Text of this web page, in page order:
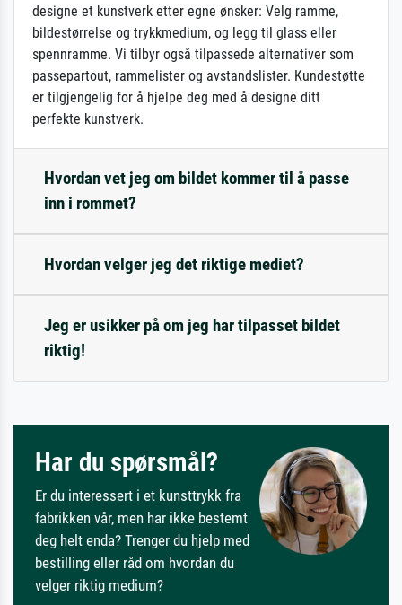
designe et kunstverk etter egne ønsker: Velg ramme,
bildestørrelse og trykkmedium, og legg til glass eller
spennramme. Vi tilbyr også tilpassede alternativer som
passepartout, rammelister og avstandslister. Kundestøtte
er tilgjengelig for å hjelpe deg med å designe ditt
perfekte kunstverk.
Hvordan vet jeg om bildet kommer til å passe
inn i rommet?
Hvordan velger jeg det riktige mediet?
Jeg er usikker på om jeg har tilpasset bildet
riktig!
Har du spørsmål?
Er du interessert i et kunsttrykk fra
fabrikken vår, men har ikke bestemt
deg helt enda? Trenger du hjelp med
bestilling eller råd om hvordan du
velger riktig medium?